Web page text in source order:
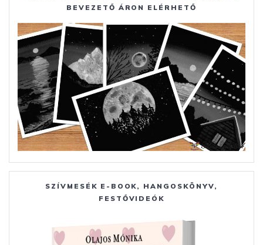
BEVEZETŐ ÁRON ELÉRHETŐ
SZÍVMESÉK E-BOOK, HANGOSKÖNYV,
FESTŐVIDEÓK